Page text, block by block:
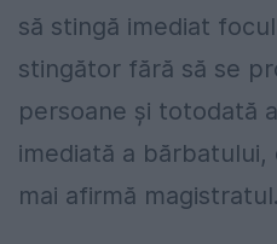
să stingă imediat
stingător fără să se
persoane și totodată
imediată a bărbatului,
mai afirmă magistratul.